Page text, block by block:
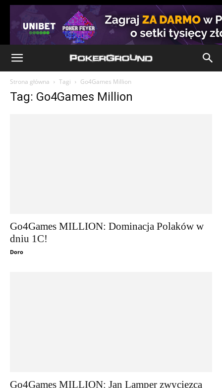
Strona główna Tagi Go4Games Million
Tag: Go4Games Million
Go4Games MILLION: Dominacja Polaków w
dniu 1C!
Doro
Go4Games MILLION: Jan Lamper zwycięzcą